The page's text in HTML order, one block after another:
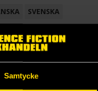
Samtycke
SVENSKA
ANTOLOGI
KORTROMAN